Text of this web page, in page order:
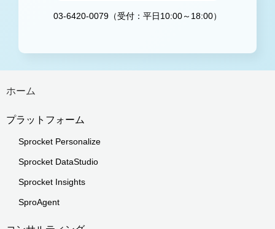
03-6420-0079（受付：平日10:00～18:00）
ホーム
プラットフォーム
Sprocket Personalize
Sprocket DataStudio
Sprocket Insights
SproAgent